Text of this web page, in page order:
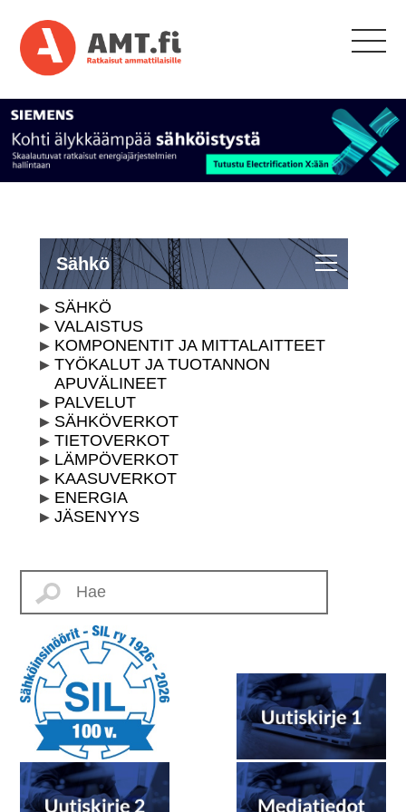
Sähkö
SÄHKÖ
VALAISTUS
KOMPONENTIT JA MITTALAITTEET
TYÖKALUT JA TUOTANNON
APUVÄLINEET
PALVELUT
SÄHKÖVERKOT
TIETOVERKOT
LÄMPÖVERKOT
KAASUVERKOT
ENERGIA
JÄSENYYS